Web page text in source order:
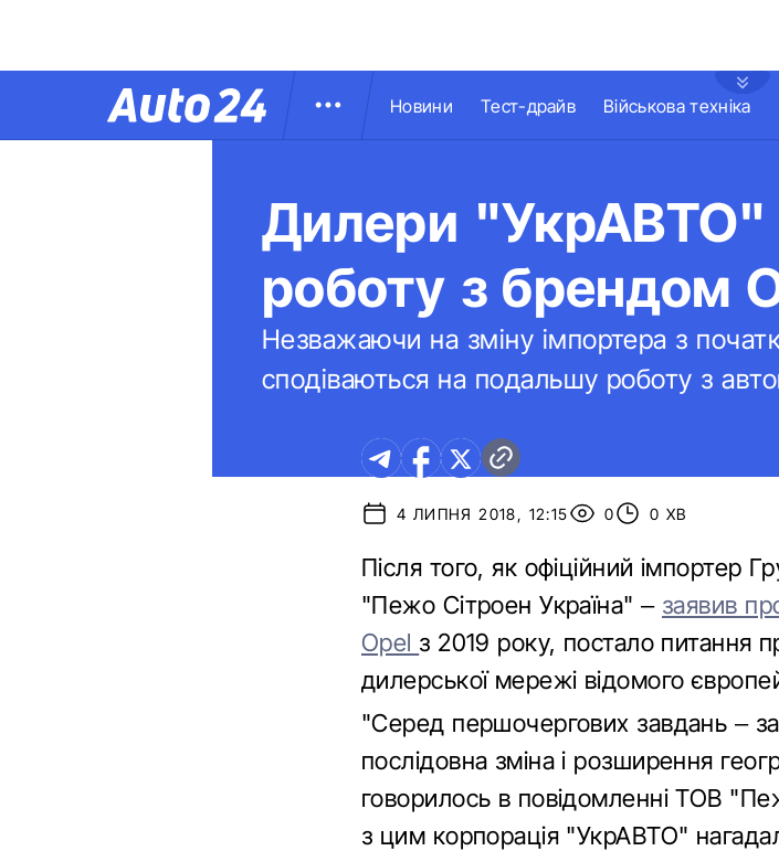
Новини Тест-драйв Військова техніка
Дилери
роботу з брендом
Незважаючи на зміну імпортера з
сподіваються на подальшу роботу з
4 ЛИПНЯ 2018, 12:15 0 0 ХВ
Після того, як офіційний імпортер
"Пежо Сітроен Україна" – заявив
Opel з 2019 року, постало питання
дилерської мережі відомого
"Серед першочергових завдань –
послідовна зміна і розширення
говорилось в повідомленні ТОВ
з цим корпорація "УкрАВТО"